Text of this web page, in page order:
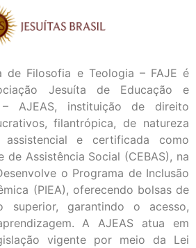
de Filosofia e Teologia – FAJE é
Jesuíta de Educação e
– AJEAS, instituição de direito
filantrópica, de natureza
assistencial e certificada como
de Assistência Social (CEBAS), na
o Programa de Inclusão
(PIEA), oferecendo bolsas de
superior, garantindo o acesso,
A AJEAS atua em
vigente por meio da Lei